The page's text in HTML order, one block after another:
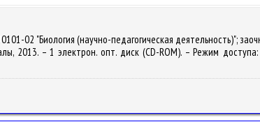
02 "Биология (научно-педагогическая деятельность)";
2013. – 1 электрон. опт. диск (CD-ROM). – Режим